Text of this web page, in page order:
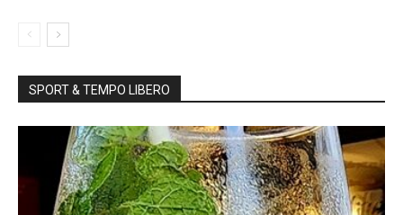
SPORT & TEMPO LIBERO